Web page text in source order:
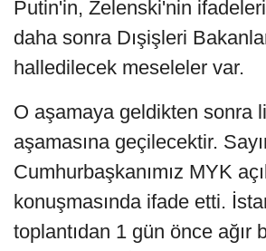
Putin'in, Zelenski'nin
daha sonra Dışişleri
halledilecek meseleler var.
O aşamaya geldikten sonra
aşamasına geçilecektir.
Cumhurbaşkanımız MYK
konuşmasında ifade etti.
toplantıdan 1 gün önce ağır